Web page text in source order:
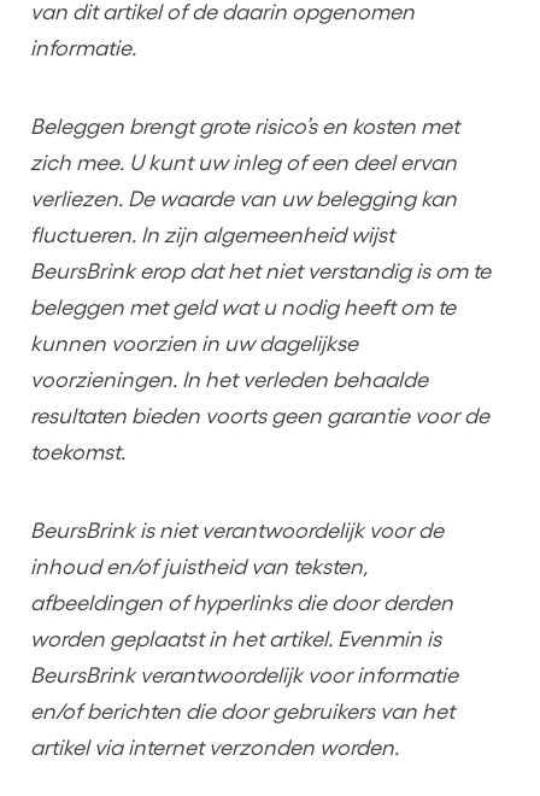
van dit artikel of de daarin opgenomen
informatie.
Beleggen brengt grote risico’s en kosten met
zich mee. U kunt uw inleg of een deel ervan
verliezen. De waarde van uw belegging kan
fluctueren. In zijn algemeenheid wijst
BeursBrink erop dat het niet verstandig is om te
beleggen met geld wat u nodig heeft om te
kunnen voorzien in uw dagelijkse
voorzieningen. In het verleden behaalde
resultaten bieden voorts geen garantie voor de
toekomst.
BeursBrink is niet verantwoordelijk voor de
inhoud en/of juistheid van teksten,
afbeeldingen of hyperlinks die door derden
worden geplaatst in het artikel. Evenmin is
BeursBrink verantwoordelijk voor informatie
en/of berichten die door gebruikers van het
artikel via internet verzonden worden.